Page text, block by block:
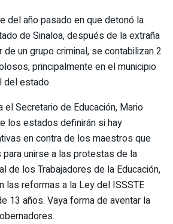
del año pasado en que detonó la
de Sinaloa, después de la extraña
un grupo criminal, se contabilizan 2
principalmente en el municipio
del estado.
el Secretario de Educación, Mario
los estados definirán si hay
en contra de los maestros que
unirse a las protestas de la
de los Trabajadores de la Educación,
las reformas a la Ley del ISSSTE
13 años. Vaya forma de aventar la